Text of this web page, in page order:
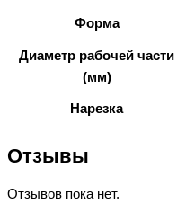
Форма
Диаметр рабочей части
(мм)
Нарезка
Отзывы
Отзывов пока нет.